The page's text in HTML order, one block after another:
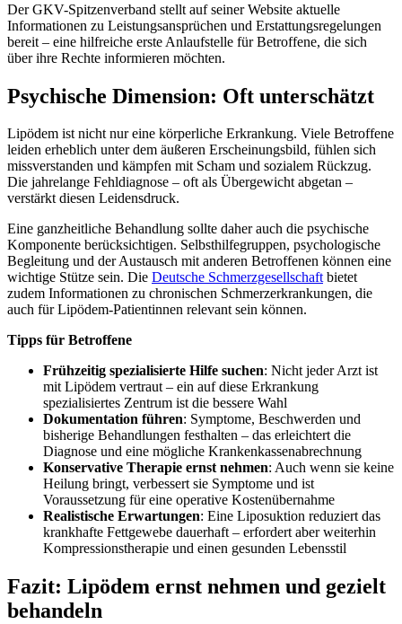
Der GKV-Spitzenverband stellt auf seiner Website aktuelle
Informationen zu Leistungsansprüchen und Erstattungsregelungen
bereit – eine hilfreiche erste Anlaufstelle für Betroffene, die sich
über ihre Rechte informieren möchten.
Psychische Dimension: Oft unterschätzt
Lipödem ist nicht nur eine körperliche Erkrankung. Viele Betroffene
leiden erheblich unter dem äußeren Erscheinungsbild, fühlen sich
missverstanden und kämpfen mit Scham und sozialem Rückzug.
Die jahrelange Fehldiagnose – oft als Übergewicht abgetan –
verstärkt diesen Leidensdruck.
Eine ganzheitliche Behandlung sollte daher auch die psychische
Komponente berücksichtigen. Selbsthilfegruppen, psychologische
Begleitung und der Austausch mit anderen Betroffenen können eine
wichtige Stütze sein. Die Deutsche Schmerzgesellschaftbietet
zudem Informationen zu chronischen Schmerzerkrankungen, die
auch für Lipödem-Patientinnen relevant sein können.
Tipps für Betroffene
Frühzeitig spezialisierte Hilfe suchen: Nicht jeder Arzt ist
mit Lipödem vertraut – ein auf diese Erkrankung
spezialisiertes Zentrum ist die bessere Wahl
Dokumentation führen: Symptome, Beschwerden und
bisherige Behandlungen festhalten – das erleichtert die
Diagnose und eine mögliche Krankenkassenabrechnung
Konservative Therapie ernst nehmen: Auch wenn sie keine
Heilung bringt, verbessert sie Symptome und ist
Voraussetzung für eine operative Kostenübernahme
Realistische Erwartungen: Eine Liposuktion reduziert das
krankhafte Fettgewebe dauerhaft – erfordert aber weiterhin
Kompressionstherapie und einen gesunden Lebensstil
Fazit: Lipödem ernst nehmen und gezielt
behandeln